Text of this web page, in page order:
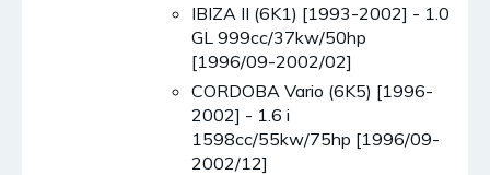
IBIZA II (6K1) [1993-2002] - 1.0
GL 999cc/37kw/50hp
[1996/09-2002/02]
CORDOBA Vario (6K5) [1996-
2002] - 1.6 i
1598cc/55kw/75hp [1996/09-
2002/12]